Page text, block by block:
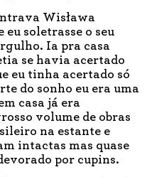
Wisława
eu soletrasse o seu
Ia pra casa
se havia acertado
eu tinha acertado só
do sonho eu era uma
casa já era
volume de obras
na estante e
intactas mas quase
por cupins.